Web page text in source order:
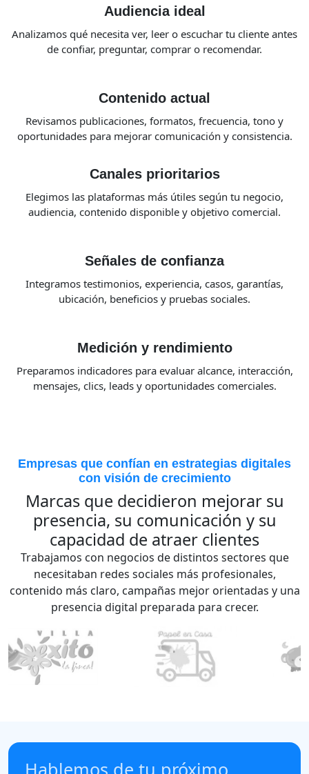
Audiencia ideal
Analizamos qué necesita ver, leer o escuchar tu cliente antes
de confiar, preguntar, comprar o recomendar.
Contenido actual
Revisamos publicaciones, formatos, frecuencia, tono y
oportunidades para mejorar comunicación y consistencia.
Canales prioritarios
Elegimos las plataformas más útiles según tu negocio,
audiencia, contenido disponible y objetivo comercial.
Señales de confianza
Integramos testimonios, experiencia, casos, garantías,
ubicación, beneficios y pruebas sociales.
Medición y rendimiento
Preparamos indicadores para evaluar alcance, interacción,
mensajes, clics, leads y oportunidades comerciales.
Empresas que confían en estrategias digitales
con visión de crecimiento
Marcas que decidieron mejorar su
presencia, su comunicación y su
capacidad de atraer clientes
Trabajamos con negocios de distintos sectores que
necesitaban redes sociales más profesionales,
contenido más claro, campañas mejor orientadas y una
presencia digital preparada para crecer.
Hablemos de tu próximo